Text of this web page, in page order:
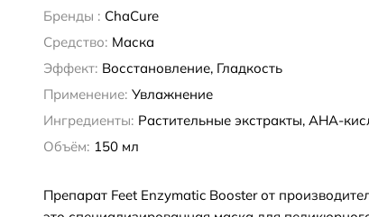
Бренды : ChaCure
Средство: Маска
Эффект: Восстановление, Гладкость
Применение: Увлажнение
Ингредиенты: Растительные экстракты, AHA-
Объём: 150 мл
Препарат Feet Enzymatic Booster от